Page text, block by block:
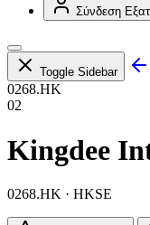
Σύνδεση
Toggle Sidebar
0268.HK
02
Kingdee
0268.HK · HKSE